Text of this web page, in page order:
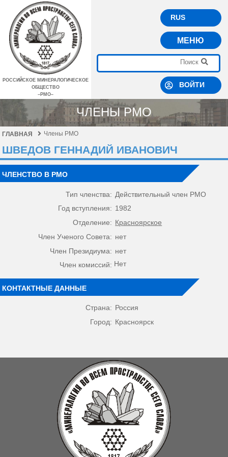
РОССИЙСКОЕ МИНЕРАЛОГИЧЕСКОЕ
ОБЩЕСТВО
–РМО–
RUS
МЕНЮ
ВОЙТИ
ЧЛЕНЫ РМО
ГЛАВНАЯ Члены РМО
ШВЕДОВ ГЕННАДИЙ ИВАНОВИЧ
ЧЛЕНСТВО В РМО
Тип членства: Действительный член РМО
Год вступления: 1982
Отделение: Красноярское
Член Ученого Совета: нет
Член Президиума: нет
Член комиссий: Нет
КОНТАКТНЫЕ ДАННЫЕ
Страна: Россия
Город: Красноярск